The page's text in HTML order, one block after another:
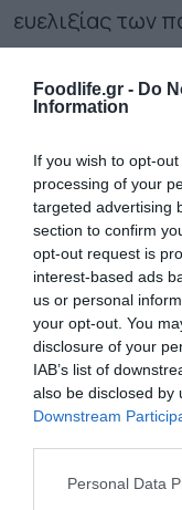
Foodlife.gr - Do
Information
If you wish to opt-
processing of your
targeted advertising
section to confirm
opt-out request is
interest-based ads
us or personal
your opt-out. You
disclosure of your
IAB’s list of
also be disclosed by
Downstream
Please note that
Personal Data
ευελιξίας των
Ραπουνζέλ,
που βοηθούν
πράξεις
Με διάρκεια
Πριγκιπική
αναδείξει το
πρεσβεύουν
Disney, στους
τον κόσμο.